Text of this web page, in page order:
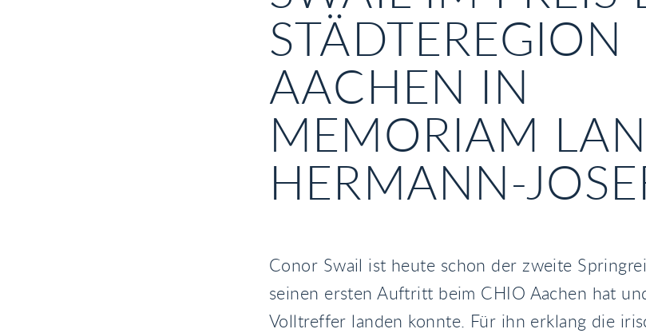
STÄDTEREGION
AACHEN IN
MEMORIAM
HERMANN-
Conor Swail ist heute schon der zweite
seinen ersten Auftritt beim CHIO Aachen hat
Volltreffer landen konnte. Für ihn erklang die